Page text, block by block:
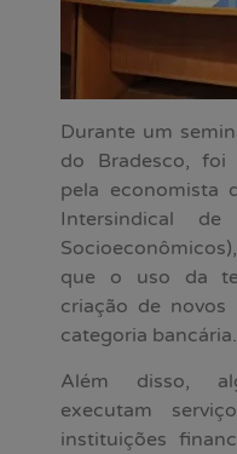
Durante um
do Bradesco, foi
pela economista
Intersindical
que o uso da
criação de novos
categoria bancária.
Além disso,
executam
instituições